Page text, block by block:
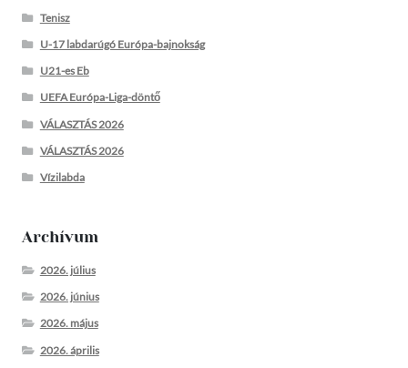
Tenisz
U-17 labdarúgó Európa-bajnokság
U21-es Eb
UEFA Európa-Liga-döntő
VÁLASZTÁS 2026
VÁLASZTÁS 2026
Vízilabda
Archívum
2026. július
2026. június
2026. május
2026. április